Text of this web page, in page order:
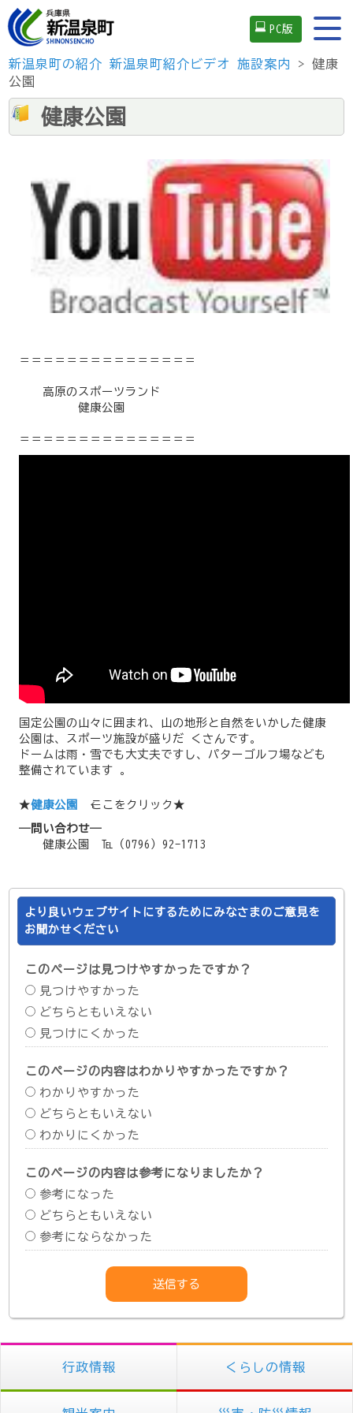
PC版
新温泉町の紹介 新温泉町紹介ビデオ 施設案内
> 健康
公園
健康公園
＝＝＝＝＝＝＝＝＝＝＝＝＝＝＝
高原のスポーツランド
健康公園
＝＝＝＝＝＝＝＝＝＝＝＝＝＝＝
国定公園の山々に囲まれ、山の地形と自然をいかした健康
公園は、スポーツ施設が盛りだ くさんです。
ドームは雨・雪でも大丈夫ですし、パターゴルフ場なども
整備されています 。
★健康公園
←ここをクリック★
―問い合わせ―
健康公園 ℡（0796）92-1713
より良いウェブサイトにするためにみなさまのご意見を
お聞かせください
このページは見つけやすかったですか？
見つけやすかった
どちらともいえない
見つけにくかった
このページの内容はわかりやすかったですか？
わかりやすかった
どちらともいえない
わかりにくかった
このページの内容は参考になりましたか？
参考になった
どちらともいえない
参考にならなかった
行政情報 くらしの情報